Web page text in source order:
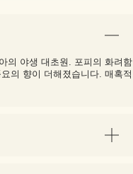
의 야생 대초원. 포피의 화려함
의 향이 더해졌습니다. 매혹적